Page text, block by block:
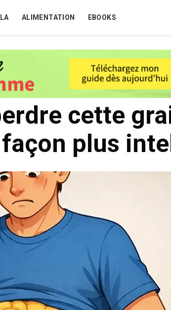
ALIMENTATION EBOOKS
cette
plus